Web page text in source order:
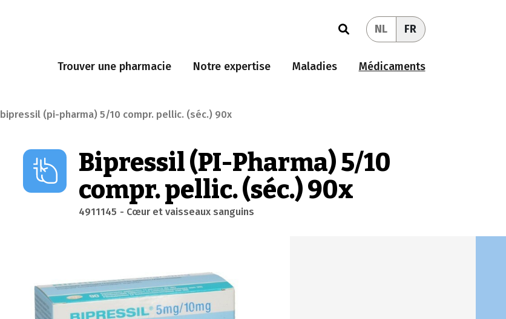
NL FR
Trouver une pharmacie Notre expertise Maladies Médicaments
bipressil (pi-pharma) 5/10 compr. pellic. (séc.) 90x
Bipressil (PI-Pharma) 5/10
compr. pellic. (séc.) 90x
4911145 - Cœur et vaisseaux sanguins